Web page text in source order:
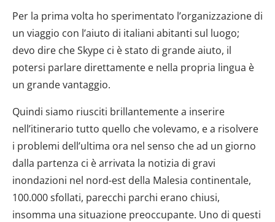
Per la prima volta ho sperimentato l’organizzazione di
un viaggio con l’aiuto di italiani abitanti sul luogo;
devo dire che Skype ci è stato di grande aiuto, il
potersi parlare direttamente e nella propria lingua è
un grande vantaggio.
Quindi siamo riusciti brillantemente a inserire
nell’itinerario tutto quello che volevamo, e a risolvere
i problemi dell’ultima ora nel senso che ad un giorno
dalla partenza ci è arrivata la notizia di gravi
inondazioni nel nord-est della Malesia continentale,
100.000 sfollati, parecchi parchi erano chiusi,
insomma una situazione preoccupante. Uno di questi